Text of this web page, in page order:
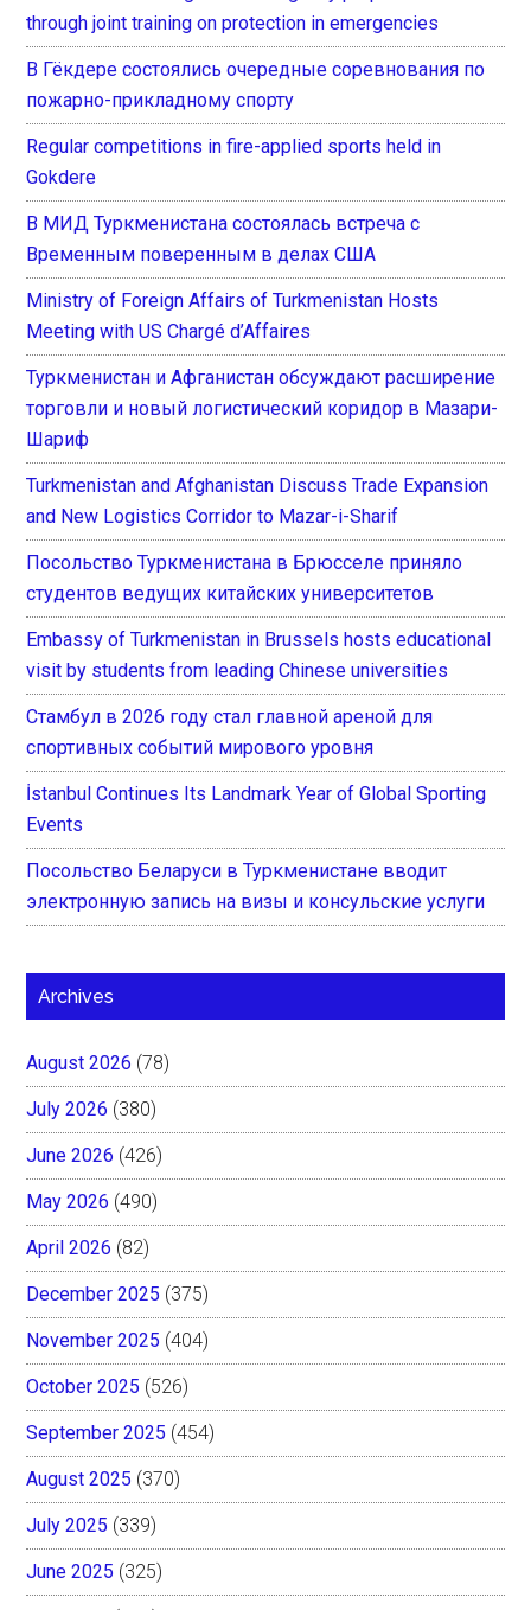
through joint training on protection in emergencies
В Гёкдере состоялись очередные соревнования по
пожарно-прикладному спорту
Regular competitions in fire-applied sports held in
Gokdere
В МИД Туркменистана состоялась встреча с
Временным поверенным в делах США
Ministry of Foreign Affairs of Turkmenistan Hosts
Meeting with US Chargé d’Affaires
Туркменистан и Афганистан обсуждают расширение
торговли и новый логистический коридор в Мазари-
Шариф
Turkmenistan and Afghanistan Discuss Trade Expansion
and New Logistics Corridor to Mazar-i-Sharif
Посольство Туркменистана в Брюсселе приняло
студентов ведущих китайских университетов
Embassy of Turkmenistan in Brussels hosts educational
visit by students from leading Chinese universities
Стамбул в 2026 году стал главной ареной для
спортивных событий мирового уровня
İstanbul Continues Its Landmark Year of Global Sporting
Events
Посольство Беларуси в Туркменистане вводит
электронную запись на визы и консульские услуги
Archives
August 2026 (78)
July 2026 (380)
June 2026 (426)
May 2026 (490)
April 2026 (82)
December 2025 (375)
November 2025 (404)
October 2025 (526)
September 2025 (454)
August 2025 (370)
July 2025 (339)
June 2025 (325)